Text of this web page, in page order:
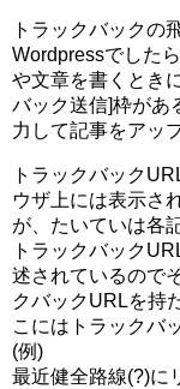
トラックバック
Wordpressでした
や文章を書くとき
バック送信]枠があ
力して記事をアッ
トラックバック
ウザ上には表示さ
が、たいていは各
トラックバック
述されているので
クバックURLを持
こにはトラックバ
(例)
最近健全路線(?)に